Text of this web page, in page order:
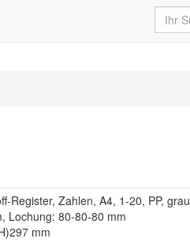
Register, Zahlen, A4, 1-20, PP, grau
Lochung: 80-80-80 mm
mm